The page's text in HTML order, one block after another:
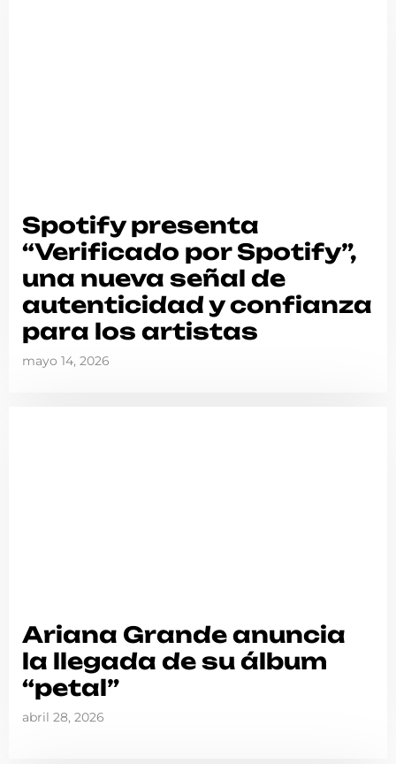
Spotify presenta
“Verificado por Spotify”,
una nueva señal de
autenticidad y confianza
para los artistas
mayo 14, 2026
Ariana Grande anuncia
la llegada de su álbum
“petal”
abril 28, 2026